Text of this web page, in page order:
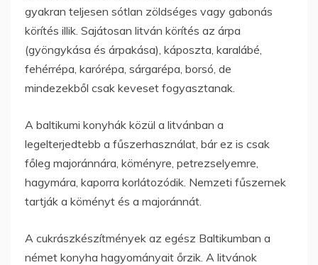
gyakran teljesen sótlan zöldséges vagy gabonás
körítés illik. Sajátosan litván körítés az árpa
(gyöngykása és árpakása), káposzta, karalábé,
fehérrépa, karórépa, sárgarépa, borsó, de
mindezekből csak keveset fogyasztanak.
A baltikumi konyhák közül a litvánban a
legelterjedtebb a fűszerhasználat, bár ez is csak
főleg majoránnára, köményre, petrezselyemre,
hagymára, kaporra korlátozódik. Nemzeti fűszernek
tartják a köményt és a majoránnát.
A cukrászkészítmények az egész Baltikumban a
német konyha hagyományait őrzik. A litvánok